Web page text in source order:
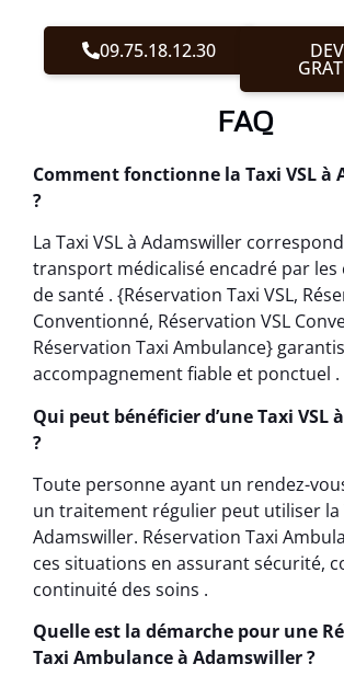
09.75.18.12.30
FAQ
Comment fonctionne la Taxi VSL à
?
La Taxi VSL à Adamswiller
transport médicalisé encadré par les
de santé . {Réservation Taxi VSL,
Conventionné, Réservation VSL
Réservation Taxi Ambulance}
accompagnement fiable et ponctuel .
Qui peut bénéficier d’une Taxi VSL
?
Toute personne ayant un rendez-
un traitement régulier peut utiliser la
Adamswiller. Réservation Taxi
ces situations en assurant sécurité,
continuité des soins .
Quelle est la démarche pour une
Taxi Ambulance à Adamswiller ?